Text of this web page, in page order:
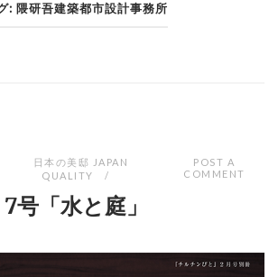
: 隈研吾建築都市設計事務所
日本の美邸 JAPAN
QUALITY
POST A
COMMENT
7号「水と庭」